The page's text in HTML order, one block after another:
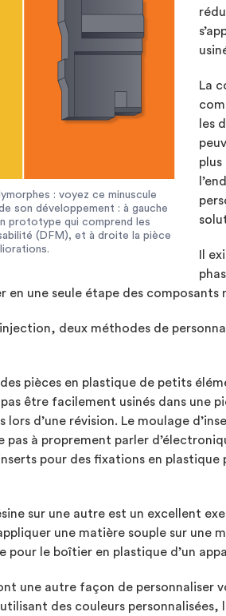
: voyez ce minuscule
son développement : à gauche
prototype qui comprend les
(DFM), et à droite la pièce
La
les
Il
une seule étape des composants
deux méthodes de
pièces en plastique de petits
être facilement usinés dans une
d’une révision. Le moulage
pas à proprement parler
pour des fixations en
sur une autre est un excellent
une matière souple sur une
pour le boîtier en plastique d’un
une autre façon de personnaliser
des couleurs